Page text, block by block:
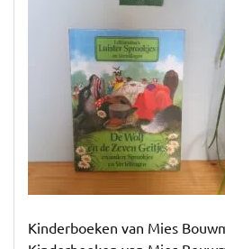
van
Mies
Bouwman:
Een
Reis
vol
Avontuur
en
Kinderboeken van Mies